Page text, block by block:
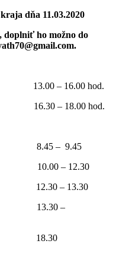
dňa 11.03.2020
doplniť ho možno do
13.00 – 16.00 hod.
– 18.00 hod.
– 9.45
10.00 – 12.30
– 13.30
13.30 –